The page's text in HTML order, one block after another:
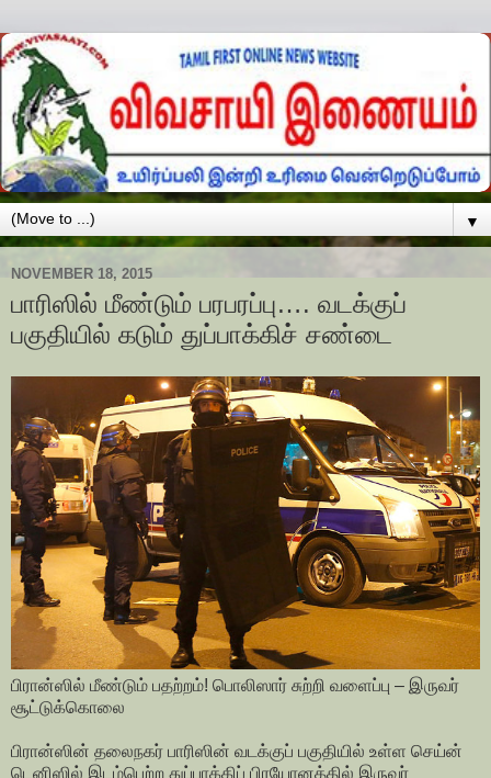
▼
NOVEMBER 18, 2015
பாரிஸில் மீண்டும் பரபரப்பு…. வடக்குப்
பகுதியில் கடும் துப்பாக்கிச் சண்டை
பிரான்ஸில் மீண்டும் பதற்றம்! பொலிஸார் சுற்றி வளைப்பு – இருவர்
சூட்டுக்கொலை
பிரான்ஸின் தலைநகர் பாரிஸின் வடக்குப் பகுதியில் உள்ள செய்ன்
டெனிஸில் இடம்பெற்ற துப்பாக்கிப் பிரயோனத்தில் இருவர்